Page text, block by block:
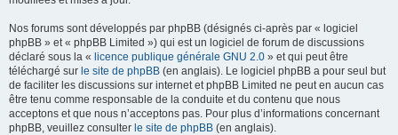
Nos forums sont développés par phpBB (désignés ci-après par « logiciel
phpBB » et « phpBB Limited ») qui est un logiciel de forum de discussions
déclaré sous la « licence publique générale GNU 2.0 » et qui peut être
téléchargé sur le site de phpBB (en anglais). Le logiciel phpBB a pour seul but
de faciliter les discussions sur internet et phpBB Limited ne peut en aucun cas
être tenu comme responsable de la conduite et du contenu que nous
acceptons et que nous n’acceptons pas. Pour plus d’informations concernant
phpBB, veuillez consulter le site de phpBB (en anglais).